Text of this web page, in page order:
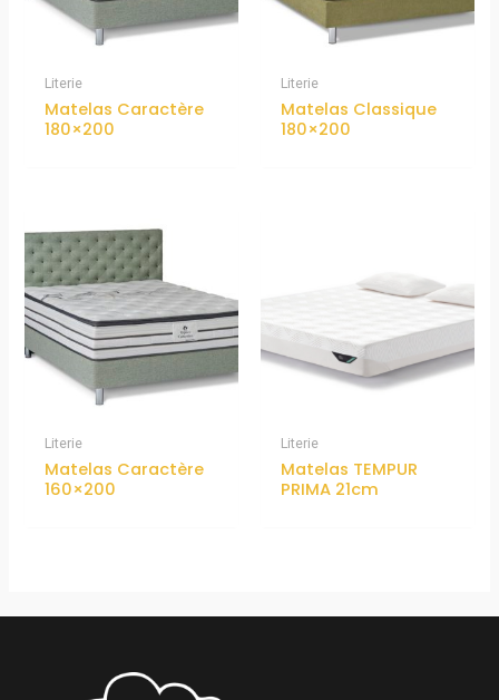
Literie
Matelas Caractère
180×200
Literie
Matelas Classique
180×200
Literie
Matelas Caractère
160×200
Literie
Matelas TEMPUR
PRIMA 21cm